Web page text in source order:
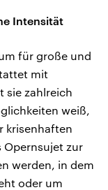
Intensität
für große und
mit
sie zahlreich
weiß,
krisenhaften
Opernsujet zur
werden, in dem
oder um